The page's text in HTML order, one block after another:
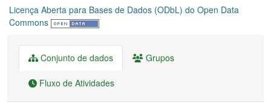
Licença Aberta para Bases de Dados (ODbL) do Open Data
Commons
Conjunto de dados Grupos
Fluxo de Atividades